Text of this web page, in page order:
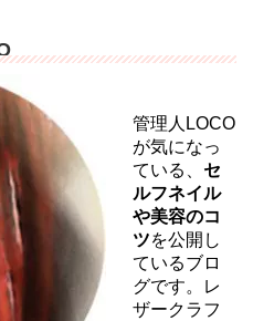
管理人LOCO
が気になっ
ている、 セ
ルフネイル
や美容のコ
ツを公開し
ているブロ
グです。レ
ザークラフ